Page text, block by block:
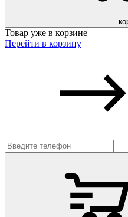
Товар уже в корзине
Перейти в корзину